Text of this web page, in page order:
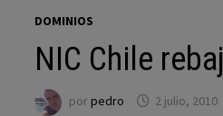
DOMINIOS
NIC Chile
porpedro 2 julio, 2010